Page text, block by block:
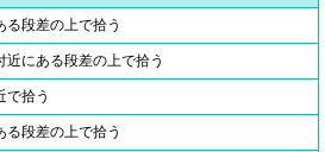
る段差の上で拾う
近にある段差の上で拾う
で拾う
る段差の上で拾う